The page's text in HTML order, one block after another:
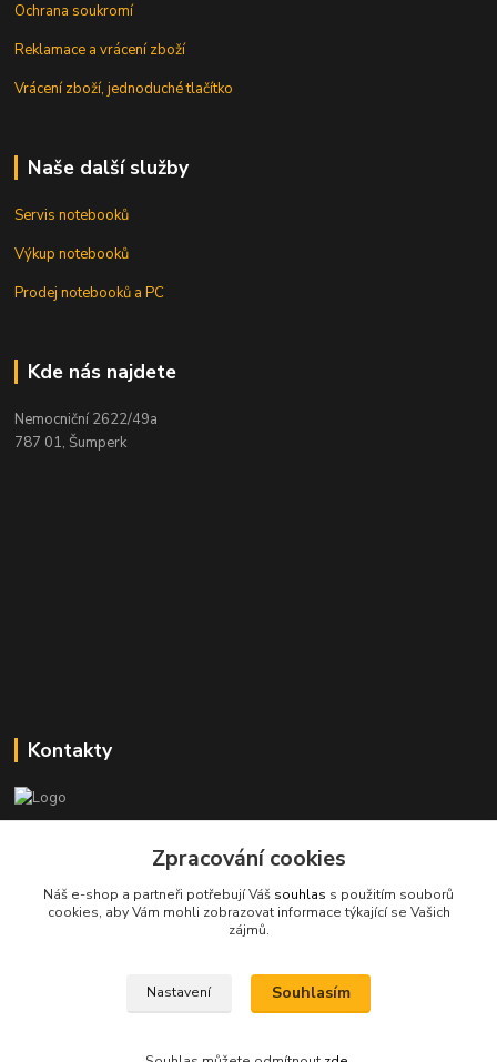
Ochrana soukromí
Reklamace a vrácení zboží
Vrácení zboží, jednoduché tlačítko
Naše další služby
Servis notebooků
Výkup notebooků
Prodej notebooků a PC
Kde nás najdete
Nemocniční 2622/49a
787 01, Šumperk
Kontakty
+420 601 366 545
info@spkcomputer.cz
Zpracování cookies
Náš e-shop a partneři potřebují Váš souhlas s použitím souborů
cookies, aby Vám mohli zobrazovat informace týkající se Vašich
zájmů.
Nastavení Souhlasím